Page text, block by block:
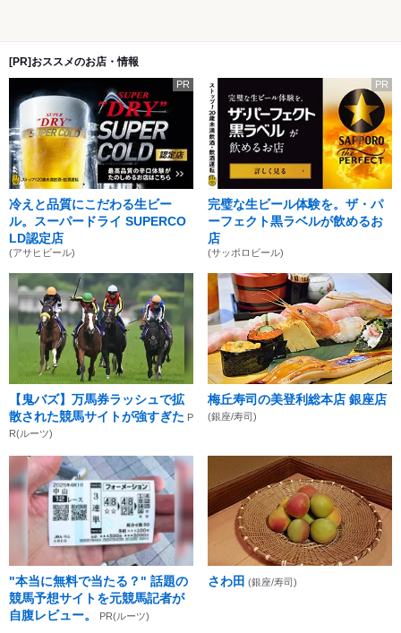
[PR]おススメのお店・情報
PR
冷えと品質にこだわる生ビー
ル。スーパードライ SUPERCO
LD認定店
(アサヒビール)
PR
完璧な生ビール体験を。ザ・パ
ーフェクト黒ラベルが飲めるお
店
(サッポロビール)
【鬼バズ】万馬券ラッシュで拡
散された競馬サイトが強すぎた P
R(ルーツ)
梅丘寿司の美登利総本店 銀座店
(銀座/寿司)
"本当に無料で当たる？" 話題の
競馬予想サイトを元競馬記者が
自腹レビュー。
PR(ルーツ)
さわ田 (銀座/寿司)